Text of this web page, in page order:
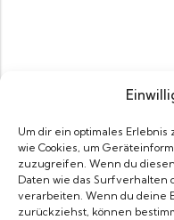
Um dir ein optimales
wie Cookies, um
zuzugreifen. Wenn du
Daten wie das Surfverhalten
verarbeiten. Wenn du deine
zurückziehst, können